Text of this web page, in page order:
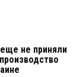
не приняли